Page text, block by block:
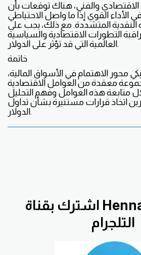
الاقتصادي والفني، هناك توقعات بأن
الأداء القوي إذا ما واصل الاحتياطي
النقدية المتشددة. مع ذلك، يجب على
التطورات الاقتصادية والسياسية
العالمية التي قد تؤثر على الدولار.
خاتمة
محور الاهتمام في الأسواق المالية،
معقدة من العوامل الاقتصادية
متابعة هذه العوامل وفهم التحليل
اتخاذ قرارات مستنيرة بشأن تداول
الدولار.
اشترك بقناة HennawiFx على
التلجرام